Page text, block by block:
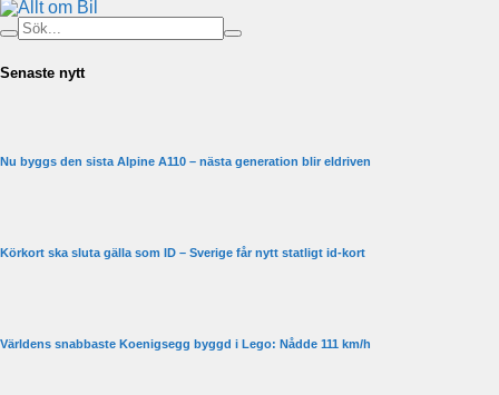
Senaste nytt
Nu byggs den sista Alpine A110 – nästa generation blir eldriven
Körkort ska sluta gälla som ID – Sverige får nytt statligt id-kort
Världens snabbaste Koenigsegg byggd i Lego: Nådde 111 km/h